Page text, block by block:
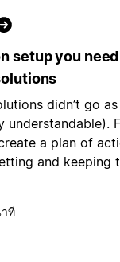
setup you
didn’t go
understandable).
a plan of
and keeping
ที